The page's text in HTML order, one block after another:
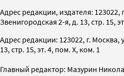
Адрес редакции, издателя: 123022,
Звенигородская 2-я, д. 13, стр. 15,
Адрес редакции: 123022, г. Москва,
13, стр. 15, эт. 4, пом. X, ком. 1
Главный редактор: Мазурин